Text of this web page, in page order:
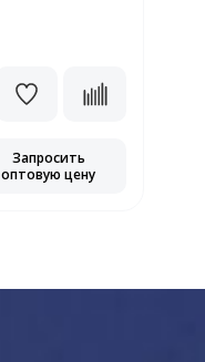
Запросить
оптовую цену